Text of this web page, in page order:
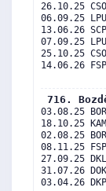
26.10.25
06.09.25
13.06.26
07.09.25
25.10.25
14.06.26
716.
03.08.25
18.10.25
02.08.25
08.11.25
27.09.25
31.07.26
03.04.26